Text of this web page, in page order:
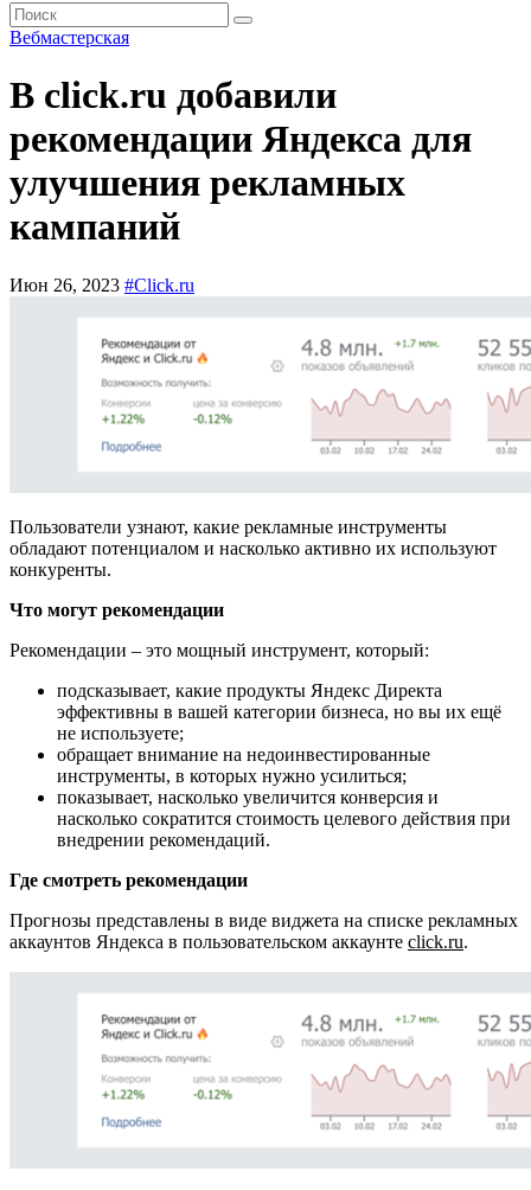
Вебмастерская
В click.ru добавили
рекомендации Яндекса для
улучшения рекламных
кампаний
Июн 26, 2023 #Click.ru
Пользователи узнают, какие рекламные инструменты
обладают потенциалом и насколько активно их используют
конкуренты.
Что могут рекомендации
Рекомендации – это мощный инструмент, который:
подсказывает, какие продукты Яндекс Директа
эффективны в вашей категории бизнеса, но вы их ещё
не используете;
обращает внимание на недоинвестированные
инструменты, в которых нужно усилиться;
показывает, насколько увеличится конверсия и
насколько сократится стоимость целевого действия при
внедрении рекомендаций.
Где смотреть рекомендации
Прогнозы представлены в виде виджета на списке рекламных
аккаунтов Яндекса в пользовательском аккаунте click.ru.